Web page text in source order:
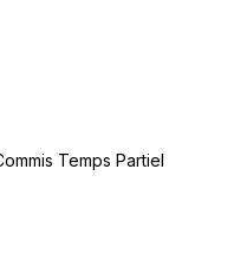
Temps Partiel